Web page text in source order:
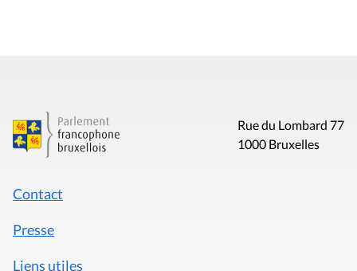
Rue du Lombard 77
1000 Bruxelles
Contact
Presse
Liens utiles